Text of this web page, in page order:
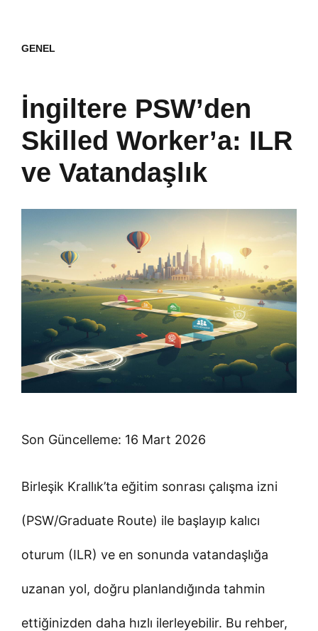
GENEL
İngiltere PSW’den
Skilled Worker’a: ILR
ve Vatandaşlık
Son Güncelleme: 16 Mart 2026
Birleşik Krallık’ta eğitim sonrası çalışma izni
(PSW/Graduate Route) ile başlayıp kalıcı
oturum (ILR) ve en sonunda vatandaşlığa
uzanan yol, doğru planlandığında tahmin
ettiğinizden daha hızlı ilerleyebilir. Bu rehber,